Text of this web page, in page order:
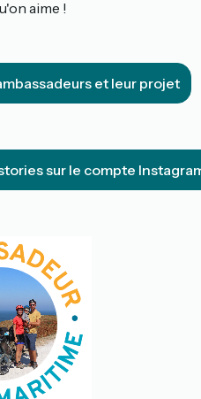
aime !
et leur projet
sur le compte